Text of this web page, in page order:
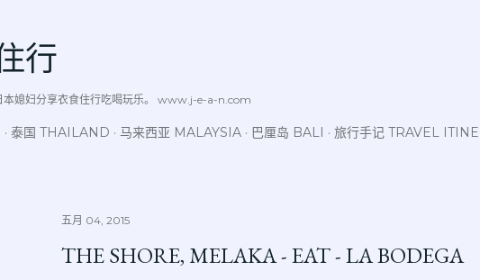
行
本媳妇分享衣食住行吃喝玩乐。 www.j-e-a-n.com
泰国 THAILAND 马来西亚 MALAYSIA 巴厘岛 BALI 旅行手记 TRAVEL
五月 04, 2015
THE SHORE, MELAKA - EAT - LA BODEGA